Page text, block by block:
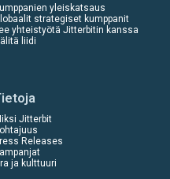
yleiskatsaus
strategiset kumppanit
yhteistyötä Jitterbitin kanssa
liidi
Jitterbit
Releases
ja kulttuuri